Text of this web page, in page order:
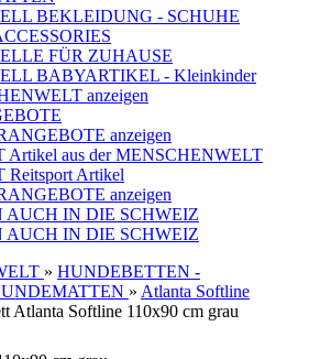
BEKLEIDUNG - SCHUHE
FÜR ZUHAUSE
BABYARTIKEL - Kleinkinder
anzeigen
anzeigen
Artikel aus der MENSCHENWELT
Reitsport Artikel
anzeigen
AUCH IN DIE SCHWEIZ
AUCH IN DIE SCHWEIZ
» HUNDEBETTEN -
» Atlanta Softline
Atlanta Softline 110x90 cm grau